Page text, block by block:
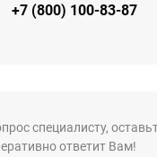
+7 (800) 100-83-87
специалисту,
ответит Вам!